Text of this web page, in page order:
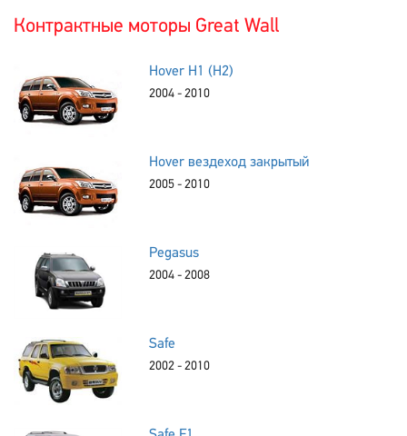
Контрактные моторы Great Wall
Hover H1 (H2)
2004 - 2010
Hover вездеход закрытый
2005 - 2010
Pegasus
2004 - 2008
Safe
2002 - 2010